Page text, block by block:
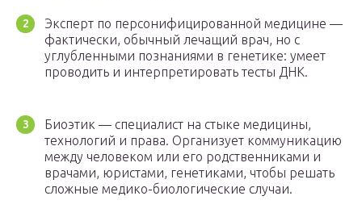
Эксперт по персонифицированной медицине —
фактически, обычный лечащий врач, но с
углубленными познаниями в генетике: умеет
проводить и интерпретировать тесты ДНК.
Биоэтик — специалист на стыке медицины,
технологий и права. Организует коммуникацию
между человеком или его родственниками и
врачами, юристами, генетиками, чтобы решать
сложные медико-биологические случаи.